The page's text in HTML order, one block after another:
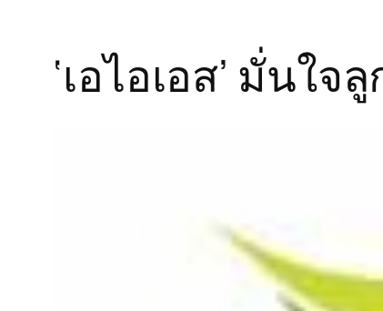
‘เอไอเอส’ มั่นใ